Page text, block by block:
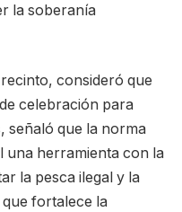
la soberanía
consideró que
celebración para
señaló que la norma
una herramienta con la
la pesca ilegal y la
fortalece la